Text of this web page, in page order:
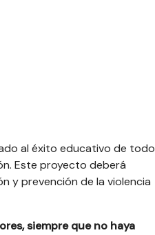
al éxito educativo de todo
Este proyecto deberá
y prevención de la violencia
siempre que no haya